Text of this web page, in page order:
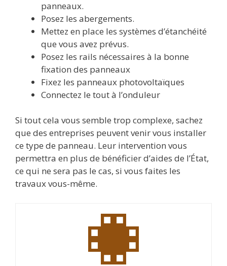
panneaux.
Posez les abergements.
Mettez en place les systèmes d’étanchéité
que vous avez prévus.
Posez les rails nécessaires à la bonne
fixation des panneaux
Fixez les panneaux photovoltaïques
Connectez le tout à l’onduleur
Si tout cela vous semble trop complexe, sachez
que des entreprises peuvent venir vous installer
ce type de panneau. Leur intervention vous
permettra en plus de bénéficier d’aides de l’État,
ce qui ne sera pas le cas, si vous faites les
travaux vous-même.